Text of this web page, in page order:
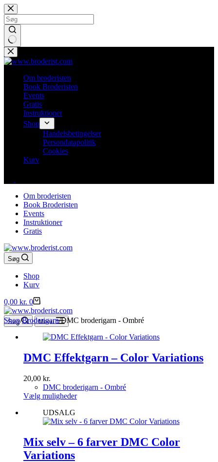
Fortsæt
til
indhold
Ingen
resultater
Om broderisten
Book Broderisten
Events
Gratis
Instruktioner
Shop
Handelsbetingelser
Persondatapolitik
Cookies
Kurv
Om broderisten
Book Broderisten
Events
Instruktioner
Gratis
Søg
Shop
Kurv
Indkøbskurv
0,00 kr. 0
Søg Menu
Shop/Broderigarn/DMC broderigarn - Ombré
DMC Effektgarn – Color Variations
20,00 kr.
DMC broderigarn - Ombré
Vælg mulighederDette
flere
Mulighederne
kan
UDSALG
Mix selv – 6 farver DMC Color
Variations